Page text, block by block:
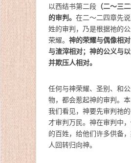
以西结书第二段 （二～三
的审判。 在二～二四章先
姓的审判，乃是根据祂的
荣耀。 神的荣耀与偶像相
与渣滓相对；神的公义与
并欺压人相对。
任何与神荣耀、圣别、和
物，都会惹起神的审判。
我们看见，神要先审判祂
才审判万民。神在审判中
的百姓，给他们许多供备
人回转归向神。